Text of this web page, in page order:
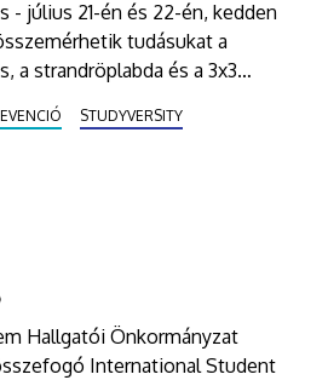
- július 21-én és 22-én, kedden
tudásukat a
a strandröplabda és a 3x3
STUDYVERSITY
Hallgatói Önkormányzat
International Student